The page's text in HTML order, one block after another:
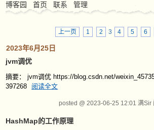
博客园 首页 联系 管理
上一页 1 2 3 4 5 6
2023年6月25日
jvm调优
摘要： jvm调优 https://blog.csdn.net/
397268
阅读全文
posted @ 2023-06-25 12:01 满Sir
HashMap的工作原理